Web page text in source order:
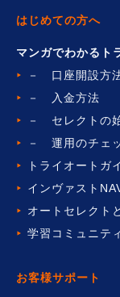
はじめての方へ
マンガでわかるト
－ 口座開設方
－ 入金方法
－ セレクトの
－ 運用のチェ
トライオートガ
インヴァスト
オートセレクト
学習コミュニテ
お客様サポート